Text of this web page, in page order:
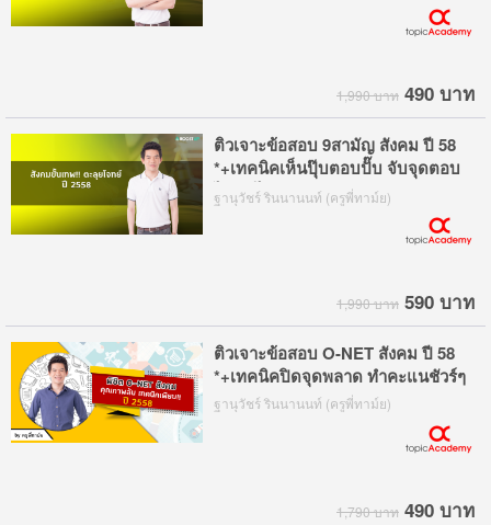
1,990 บาท 490 บาท
ติวเจาะข้อสอบ 9สามัญ สังคม ปี 58
*+เทคนิคเห็นปุ๊บตอบปั๊บ จับจุดตอบ
ไว ทำได้ทันเวลา
ฐานุวัชร์ รินนานนท์ (ครูพี่ทาม์ย)
1,990 บาท 590 บาท
ติวเจาะข้อสอบ O-NET สังคม ปี 58
*+เทคนิคปิดจุดพลาด ทำคะแนชัวร์ๆ
ฐานุวัชร์ รินนานนท์ (ครูพี่ทาม์ย)
1,790 บาท 490 บาท